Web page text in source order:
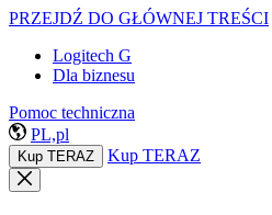
PRZEJDŹ DO GŁÓWNEJ TREŚCI
Logitech G
Dla biznesu
Pomoc techniczna
PL,pl
Kup TERAZ Kup TERAZ